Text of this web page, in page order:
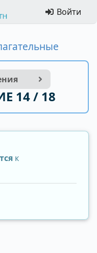
Войти
14 / 18
к